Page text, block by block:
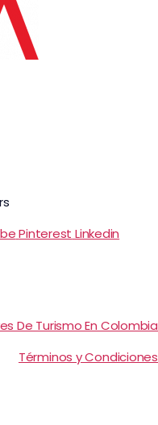
Pinterest Linkedin
De Turismo En Colombia
Términos y Condiciones